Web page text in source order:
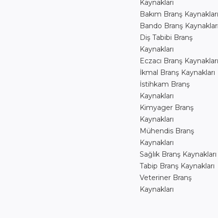
Kaynakları
Bakım Branş Kaynakları
Bando Branş Kaynakları
Diş Tabibi Branş
Kaynakları
Eczacı Branş Kaynakları
İkmal Branş Kaynakları
İstihkam Branş
Kaynakları
Kimyager Branş
Kaynakları
Mühendis Branş
Kaynakları
Sağlık Branş Kaynakları
Tabip Branş Kaynakları
Veteriner Branş
Kaynakları